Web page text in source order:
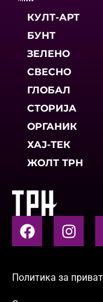
КУЛТ-АРТ
БУНТ
ЗЕЛЕНО
СВЕСНО
ГЛОБАЛ
СТОРИЈА
ОРГАНИК
ХАЈ-ТЕК
ЖОЛТ ТРН
Политика за